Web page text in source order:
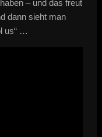
– und das freut
dann sieht man
us“ …